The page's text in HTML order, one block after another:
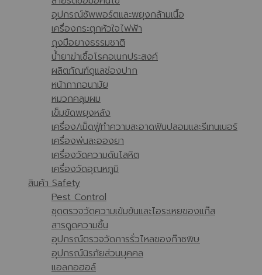
อุปกรณ์ซัพพอร์ตและพยุงกล้ามเนื้อ
เครื่องกระตุกหัวใจไฟฟ้า
ถุงมือยางธรรมชาติ
น้ำยาฆ่าเชื้อโรคอเนกประสงค์
ผลิตภัณฑ์ดูแลช่องปาก
หน้ากากอนามัย
หมวกคลุมผม
เข็มขัดพยุงหลัง
เครื่อง/เม็ดฟู่ทำความสะอาดฟันปลอมและรีเทนเนอร์
เครื่องพ่นละอองยา
เครื่องวัดความดันโลหิต
เครื่องวัดอุณหภูมิ
สินค้า Safety
Pest Control
ชุดตรวจวัดความเข้มข้นและไอระเหยของแก๊ส
สารดูดความชื้น
อุปกรณ์ตรวจวัดการรั่วไหลของก๊าซพิษ
อุปกรณ์นิรภัยส่วนบุคคล
แอลกอฮอล์